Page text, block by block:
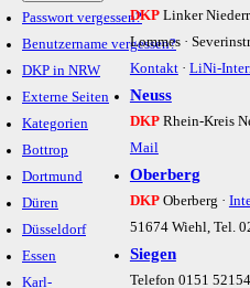
Passwort vergessen?
Benutzername vergessen?
DKP in NRW
Externe Seiten
Kategorien
Bottrop
Dortmund
Düren
Düsseldorf
Essen
Karl-
DKPLinker
Lommes ·
Kontakt· LiNi-
Neuss
DKPRhein-Kreis
Mail
Oberberg
DKPOberberg ·
51674 Wiehl, Tel.
Siegen
Telefon 0151